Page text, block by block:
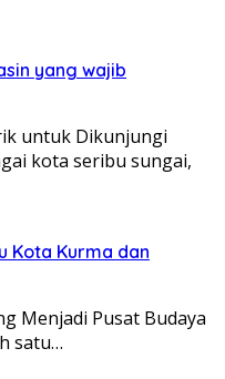
yang wajib
untuk Dikunjungi
kota seribu sungai,
Kota Kurma dan
Menjadi Pusat Budaya
satu…